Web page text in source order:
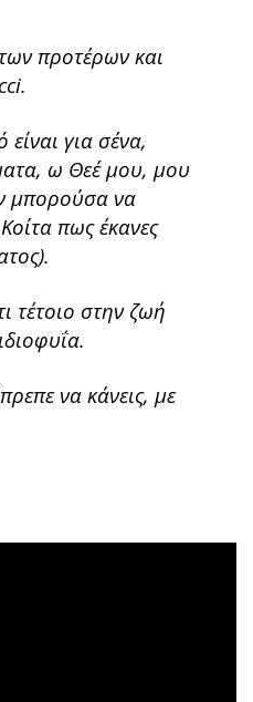
προτέρων και
για σένα,
ω Θεέ μου, μου
μπορούσα να
πως έκανες
τέτοιο στην ζωή
να κάνεις, με